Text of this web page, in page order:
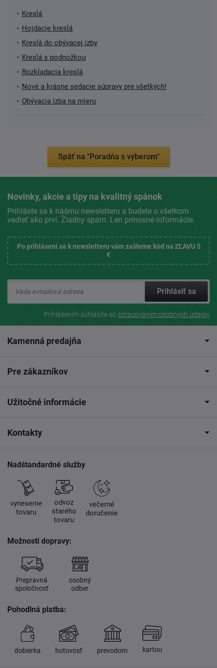
Kreslá
Hojdacie kreslá
Kreslá do obývacej izby
Kreslá s podnožkou
Rozkladacia kreslá
Nové a krásne sedacie súpravy pre všetkých!
Obývacia izba na mieru
Späť na "Poradňa s výberom"
Novinky, akcie a tipy na kvalitný spánok
Prihláste sa k nášmu newsletteru a budete o všetkom
vedieť ako prví. Žiadny spam. Len prínosné informácie.
Po prihlásení sa k newsletteru vám zašleme kód na ZĽAVU 5
€
Prihlásiť sa
Prihlásením súhlasíte so spracovaním osobných údajov
Kamenná predajňa
Pre zákazníkov
Užitočné informácie
Kontakty
Nadštandardné služby
vynesenie
tovaru
odvoz
starého
tovaru
večerné
doručenie
Možnosti dopravy:
Prepravná
spoločnosť
osobný
odber
Pohodlná platba:
dobierka hotovosť prevodom kartou